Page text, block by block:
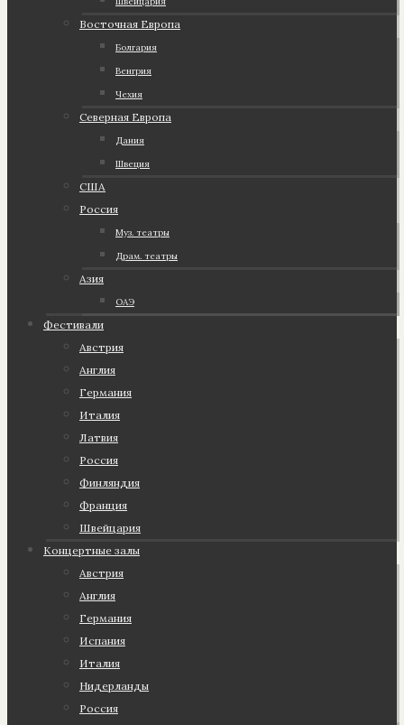
Восточная Европа
Болгария
Венгрия
Чехия
Северная Европа
Дания
Швеция
США
Россия
Муз. театры
Драм. театры
Азия
ОАЭ
Фестивали
Австрия
Англия
Германия
Италия
Латвия
Россия
Финляндия
Франция
Швейцария
Концертные залы
Австрия
Англия
Германия
Испания
Италия
Нидерланды
Россия